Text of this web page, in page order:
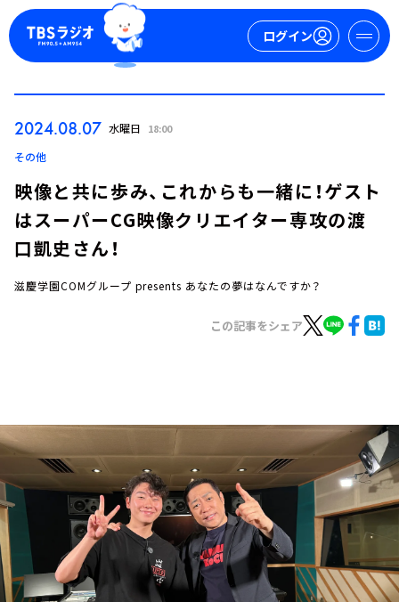
ログイン
イベント・グッズ
YouTube
会社情報
2024.08.07 水曜日 18:00
その他
映像と共に歩み、これからも一緒に！ゲスト
はスーパーCG映像クリエイター専攻の渡
口凱史さん！
滋慶学園COMグループ presents あなたの夢はなんですか？
この記事をシェア